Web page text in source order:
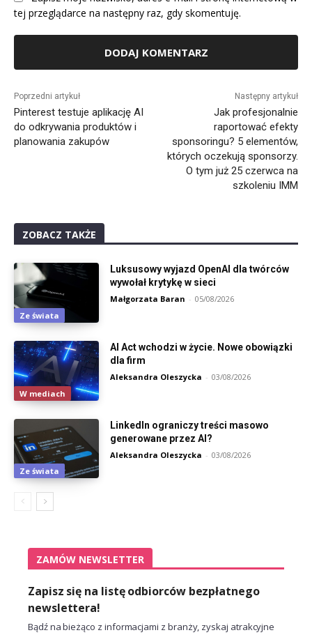
tej przeglądarce na następny raz, gdy skomentuję.
Poprzedni artykuł
Pinterest testuje aplikację AI
do odkrywania produktów i
planowania zakupów
Następny artykuł
Jak profesjonalnie
raportować efekty
sponsoringu? 5 elementów,
których oczekują sponsorzy.
O tym już 25 czerwca na
szkoleniu IMM
ZOBACZ TAKŻE
Ze świata
Luksusowy wyjazd OpenAI dla twórców
wywołał krytykę w sieci
Małgorzata Baran - 05/08/2026
W mediach
AI Act wchodzi w życie. Nowe obowiązki
dla firm
Aleksandra Oleszycka - 03/08/2026
Ze świata
LinkedIn ograniczy treści masowo
generowane przez AI?
Aleksandra Oleszycka - 03/08/2026
ZAMÓW NEWSLETTER
Zapisz się na listę odbiorców bezpłatnego
newslettera!
Bądź na bieżąco z informacjami z branży, zyskaj atrakcyjne